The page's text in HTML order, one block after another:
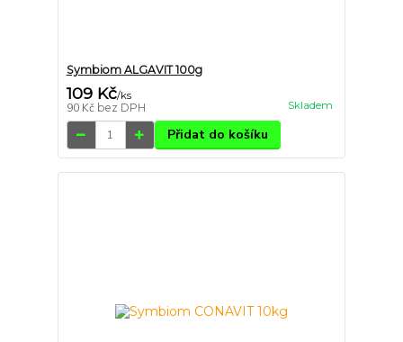
Symbiom ALGAVIT 100g
109 Kč/ks
90 Kč bez DPH Skladem
Přidat do košíku